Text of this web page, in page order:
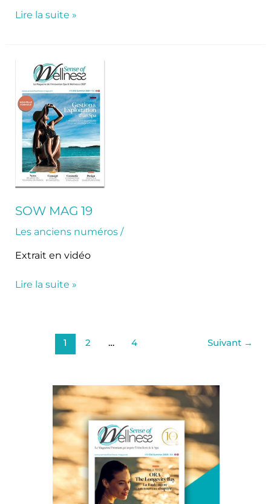
Lire la suite »
SOW MAG 19
Les anciens numéros/
Extrait en vidéo
SoW
Mag
19
Lire la suite »
1 2 … 4 Suivant →